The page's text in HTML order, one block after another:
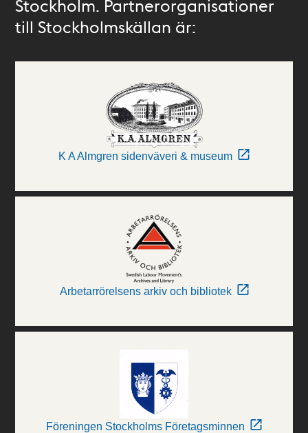
Stockholm. Partnerorganisationer
till Stockholmskällan är:
K A Almgren sidenväveri & museum
Arbetarrörelsens arkiv och bibliotek
Föreningen Stockholms Företagsminnen